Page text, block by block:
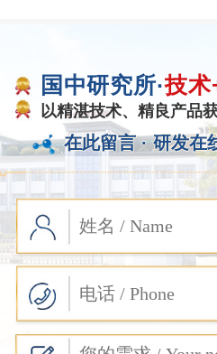
国中研究所·技术
以精湛技术、精良产品
在此留言 · 研发在